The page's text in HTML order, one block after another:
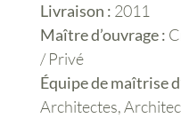
Livraison : 2011
Maître d’ouvrage :
/ Privé
Équipe de maîtrise
Architectes,